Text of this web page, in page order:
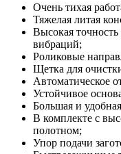
Очень тихая
Тяжелая литая
Высокая точность
вибраций;
Роликовые
Щетка для
Автоматическое
Устойчивое
Большая и
В комплекте с
полотном;
Упор подачи